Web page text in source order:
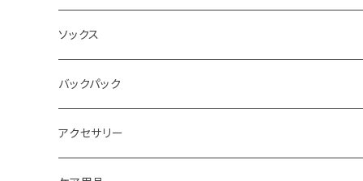
メンズ
レディス
トレイル
メンズ
レディス
キッズ
ジム トレーニング
Teton Bros.
Static
Milestone
ソックス
Milestone
Drymax
バックパック
Ultimate Direction
アクセサリー